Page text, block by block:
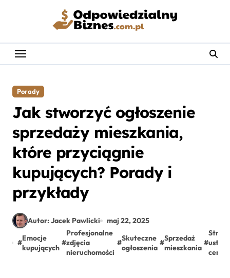
Porady
Jak stworzyć ogłoszenie
sprzedaży mieszkania,
które przyciągnie
kupujących? Porady i
przykłady
Autor: Jacek Pawlicki maj 22, 2025
#
Emocje
kupujących
#
Profesjonalne
zdjęcia
nieruchomości
#
Skuteczne
ogłoszenia
#
Sprzedaż
mieszkania
#
ceny